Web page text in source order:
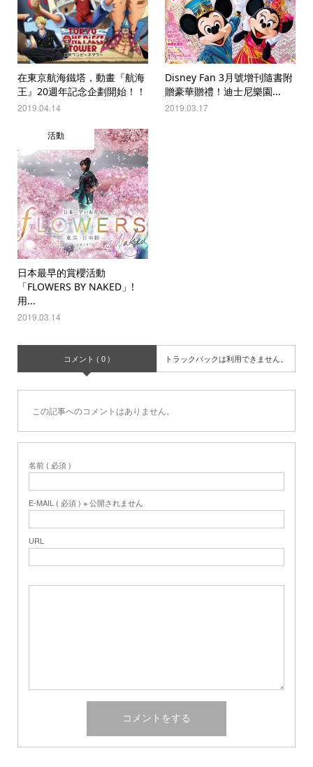
在東京航海鐵塔，動畫『航海
王』20週年記念企劃開始！！
2019.04.14
Disney Fan 3月號增刊隨書附
贈豪華贈禮！迪士尼樂園...
2019.03.17
活動
日本最早的賞櫻活動
「FLOWERS BY NAKED」!
用...
2019.03.14
コメント ( 0 ) トラックバックは利用できません。
この記事へのコメントはありません。
名前 ( 必須 )
E-MAIL ( 必須 ) ※ 公開されません
URL